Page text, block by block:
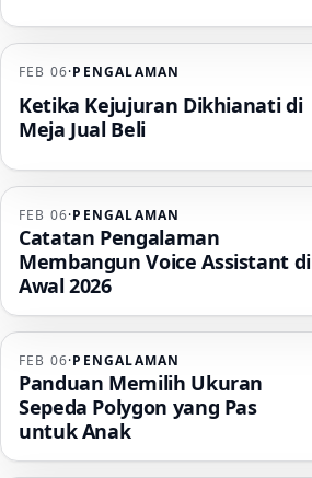
FEB 06·PENGALAMAN
Ketika Kejujuran Dikhianati di
Meja Jual Beli
FEB 06·PENGALAMAN
Catatan Pengalaman
Membangun Voice Assistant di
Awal 2026
FEB 06·PENGALAMAN
Panduan Memilih Ukuran
Sepeda Polygon yang Pas
untuk Anak